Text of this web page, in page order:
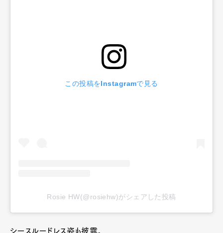
この投稿をInstagramで見る
Rosie HW(@rosiehw)がシェアした投稿
シースルードレス姿も披露。